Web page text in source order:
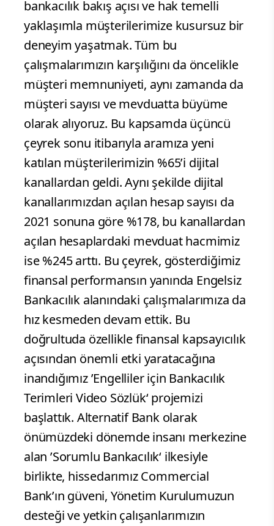
bankacılık bakış açısı ve hak temelli
yaklaşımla müşterilerimize kusursuz bir
deneyim yaşatmak. Tüm bu
çalışmalarımızın karşılığını da öncelikle
müşteri memnuniyeti, aynı zamanda da
müşteri sayısı ve mevduatta büyüme
olarak alıyoruz. Bu kapsamda üçüncü
çeyrek sonu itibarıyla aramıza yeni
katılan müşterilerimizin %65’i dijital
kanallardan geldi. Aynı şekilde dijital
kanallarımızdan açılan hesap sayısı da
2021 sonuna göre %178, bu kanallardan
açılan hesaplardaki mevduat hacmimiz
ise %245 arttı. Bu çeyrek, gösterdiğimiz
finansal performansın yanında Engelsiz
Bankacılık alanındaki çalışmalarımıza da
hız kesmeden devam ettik. Bu
doğrultuda özellikle finansal kapsayıcılık
açısından önemli etki yaratacağına
inandığımız ’Engelliler için Bankacılık
Terimleri Video Sözlük‘ projemizi
başlattık. Alternatif Bank olarak
önümüzdeki dönemde insanı merkezine
alan ’Sorumlu Bankacılık‘ ilkesiyle
birlikte, hissedarımız Commercial
Bank’ın güveni, Yönetim Kurulumuzun
desteği ve yetkin çalışanlarımızın